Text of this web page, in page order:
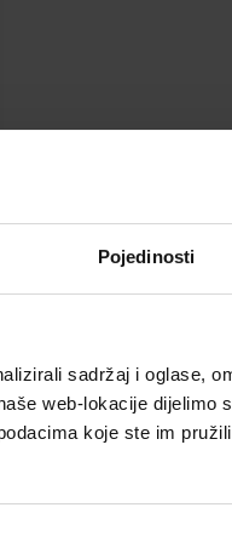
Pojedinosti
sadržaj i oglase,
web-lokacije dijelimo
koje ste im